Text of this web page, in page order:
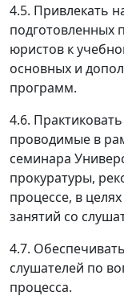
4.5. Привлекать
подготовленных
юристов к
основных и
программ.
4.6.
проводимые в
семинара
прокуратуры,
процессе, в
занятий со
4.7.
слушателей по
процесса.